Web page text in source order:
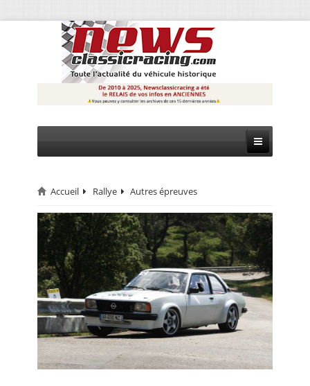
CIRCUIT
RALLYE
MONTAGNE
EVÈNEMENTS
CALENDRIER
FOCUS
Accueil Rallye Autres épreuves